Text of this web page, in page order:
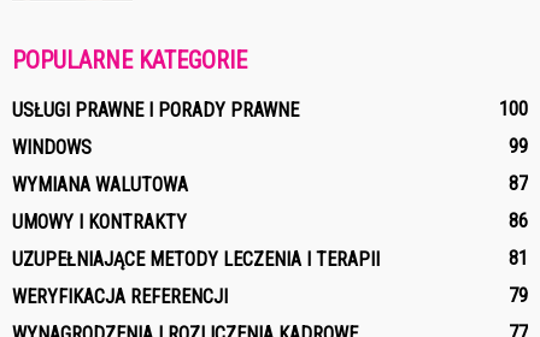
POPULARNE KATEGORIE
USŁUGI PRAWNE I PORADY PRAWNE
100
WINDOWS
99
WYMIANA WALUTOWA
87
UMOWY I KONTRAKTY
86
UZUPEŁNIAJĄCE METODY LECZENIA I TERAPII
81
WERYFIKACJA REFERENCJI
79